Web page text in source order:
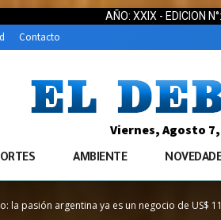
AÑO: XXIX - EDICION
Contacto
Viernes, Agosto
AMBIENTE
la pasión argentina ya es un negocio de US$